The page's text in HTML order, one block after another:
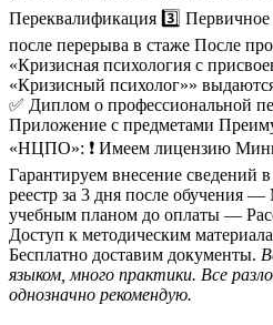
Переквалификация 3️⃣
после перерыва в стаже После
«Кризисная психология с
«Кризисный психолог»»
✅ Диплом о профессиональной
Приложение с предметами
«НЦПО»: ❗️ Имеем лицензию
Гарантируем внесение сведений
реестр за 3 дня после обучения
учебным планом до оплаты —
Доступ к методическим
Бесплатно доставим документы.
языком, много практики. Все
однозначно рекомендую.